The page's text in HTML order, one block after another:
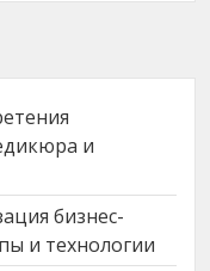
и
бизнес-
и технологии